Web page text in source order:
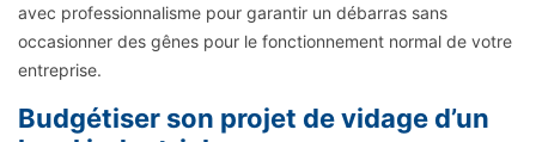
avec professionnalisme pour garantir un débarras sans
occasionner des gênes pour le fonctionnement normal de votre
entreprise.
Budgétiser son projet de vidage d’un